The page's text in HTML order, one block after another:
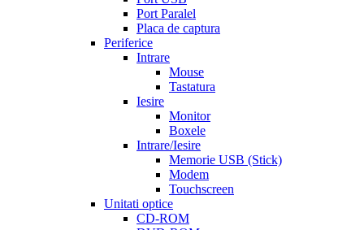
Port Paralel
Placa de captura
Periferice
Intrare
Mouse
Tastatura
Iesire
Monitor
Boxele
Intrare/Iesire
Memorie USB (Stick)
Modem
Touchscreen
Unitati optice
CD-ROM